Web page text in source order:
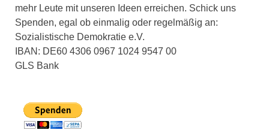
mehr Leute mit unseren Ideen erreichen. Schick uns
Spenden, egal ob einmalig oder regelmäßig an:
Sozialistische Demokratie e.V.
IBAN: DE60 4306 0967 1024 9547 00
GLS Bank